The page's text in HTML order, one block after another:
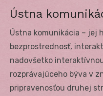
Ústna
Ústna komunikácia – jej
bezprostrednosť,
nadovšetko
rozprávajúceho býva v
pripravenosťou druhej